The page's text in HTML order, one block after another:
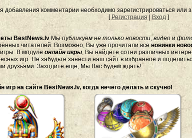
добавления комментарии необходимо зарегистрироваться или
[ Регистрация Вход]
BestNews.lv Мыпубликуем не только новости,видео и
читателей. Возможно, Вы уже прочитали всеновинки
В модуле онлайн игры, Вы найдёте сотни различных
игр. Не забудьте занести наш сайт в избранное и
друзьями. Заходите ещё, Мы Вас будем ждать!
игр на сайте BestNews.lv, когда нечего делать и скучно!